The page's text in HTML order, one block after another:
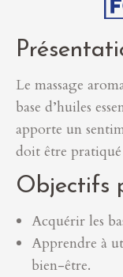
Le massage
base d’huiles
apporte un
doit être
Objectifs
Acquérir les
Apprendre à
bien-être.